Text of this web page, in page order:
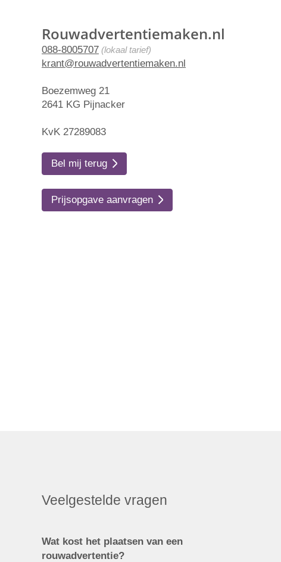
Rouwadvertentiemaken.nl
088-8005707 (lokaal tarief)
krant@rouwadvertentiemaken.nl
Boezemweg 21
2641 KG Pijnacker
KvK 27289083
Bel mij terug
Prijsopgave aanvragen
Veelgestelde vragen
Wat kost het plaatsen van een
rouwadvertentie?